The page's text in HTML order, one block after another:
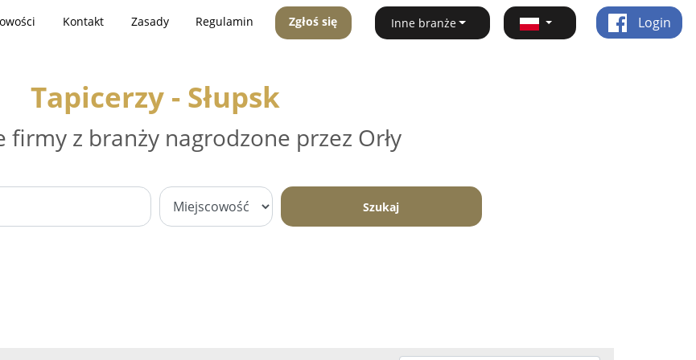
Kontakt Zasady Regulamin Zgłoś się Inne branże Login
Tapicerzy - Słupsk
firmy z branży nagrodzone przez Orły
Szukaj